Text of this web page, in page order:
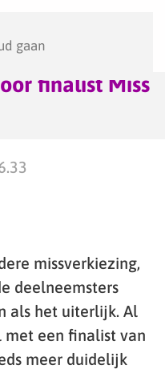
gaan
finalist Miss
missverkiezing,
deelneemsters
als het uiterlijk. Al
een finalist van
meer duidelijk